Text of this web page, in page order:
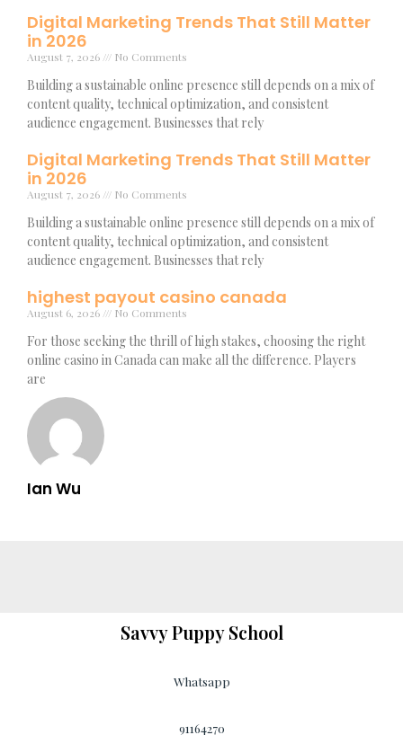
Ian Wu
Digital Marketing Trends That Still Matter
in 2026
August 7, 2026 No Comments
Building a sustainable online presence still depends on a mix of
content quality, technical optimization, and consistent
audience engagement. Businesses that rely
Digital Marketing Trends That Still Matter
in 2026
August 7, 2026 No Comments
Building a sustainable online presence still depends on a mix of
content quality, technical optimization, and consistent
audience engagement. Businesses that rely
highest payout casino canada
August 6, 2026 No Comments
For those seeking the thrill of high stakes, choosing the right
online casino in Canada can make all the difference. Players
are
Savvy Puppy School
Whatsapp
91164270